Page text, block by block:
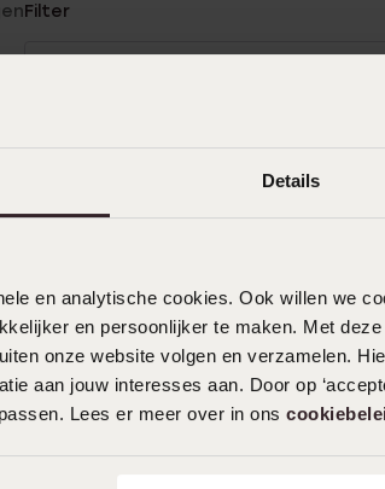
Details
en analytische cookies. Ook willen we
en persoonlijker te maken. Met
onze website volgen en verzamelen.
aan jouw interesses aan. Door op
Lees er meer over in ons
Filter
11-03-2026 - Rosita